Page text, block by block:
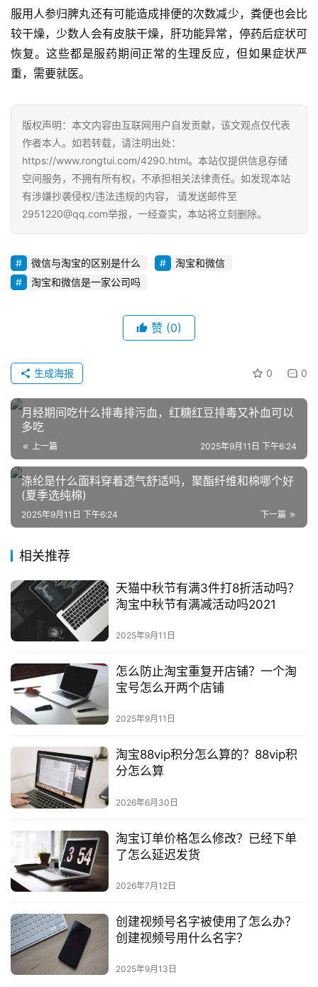
E
O
优
化
A
观
察
电
商
运
直
引
流
推
广
私
域
社
群
问
社
区
登录 注册
服用人参归脾丸还有可能造成排便的次数减少，粪便也会比
较干燥，少数人会有皮肤干燥，肝功能异常，停药后症状可
恢复。这些都是服药期间正常的生理反应，但如果症状严
重，需要就医。
版权声明：本文内容由互联网用户自发贡献，该文观点仅代表
作者本人。如若转载，请注明出处：
https://www.rongtui.com/4290.html。本站仅提供信息存储
空间服务，不拥有所有权，不承担相关法律责任。如发现本站
有涉嫌抄袭侵权/违法违规的内容， 请发送邮件至
2951220@qq.com举报，一经查实，本站将立刻删除。
微信与淘宝的区别是什么
淘宝和微信
淘宝和微信是一家公司吗
赞 (0)
0 0
生成海报
月经期间吃什么排毒排污血，红糖红豆排毒又补血可以
多吃
上一篇 2025年9月11日 下午6:24
涤纶是什么面料穿着透气舒适吗，聚酯纤维和棉哪个好
(夏季选纯棉)
下一篇
2025年9月11日 下午6:24
相关推荐
天猫中秋节有满3件打8折活动吗？
淘宝中秋节有满减活动吗2021
2025年9月11日
怎么防止淘宝重复开店铺？一个淘
宝号怎么开两个店铺
2025年9月11日
淘宝88vip积分怎么算的？88vip积
分怎么算
2026年6月30日
淘宝订单价格怎么修改？已经下单
了怎么延迟发货
2026年7月12日
创建视频号名字被使用了怎么办？
创建视频号用什么名字？
2025年9月13日